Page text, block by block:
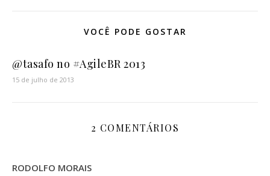
VOCÊ PODE GOSTAR
@tasafo no #AgileBR 2013
15 de julho de 2013
2 COMENTÁRIOS
RODOLFO MORAIS